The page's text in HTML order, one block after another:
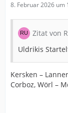
8. Februar 2026 um
Zitat von
Uldrikis
Kersken –
Corboz, Wörl –